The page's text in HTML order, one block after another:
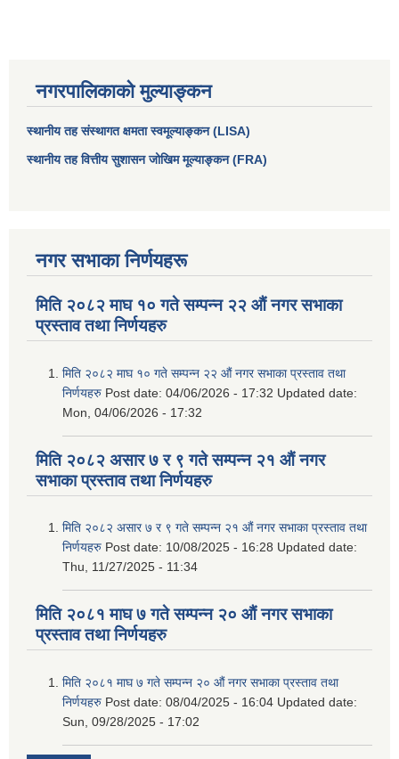
नगरपालिकाको मुल्याङ्कन
स्थानीय तह संस्थागत क्षमता स्वमूल्याङ्कन (LISA)
स्थानीय तह वित्तीय सुशासन जोखिम मूल्याङ्कन (FRA)
नगर सभाका निर्णयहरू
मिति २०८२ माघ १० गते सम्पन्न २२ औं नगर सभाका
प्रस्ताव तथा निर्णयहरु
मिति २०८२ माघ १० गते सम्पन्न २२ औं नगर सभाका प्रस्ताव तथा
निर्णयहरु Post date: 04/06/2026 - 17:32 Updated date:
Mon, 04/06/2026 - 17:32
मिति २०८२ असार ७ र ९ गते सम्पन्न २१ औं नगर
सभाका प्रस्ताव तथा निर्णयहरु
मिति २०८२ असार ७ र ९ गते सम्पन्न २१ औं नगर सभाका प्रस्ताव तथा
निर्णयहरु Post date: 10/08/2025 - 16:28 Updated date:
Thu, 11/27/2025 - 11:34
मिति २०८१ माघ ७ गते सम्पन्न २० औं नगर सभाका
प्रस्ताव तथा निर्णयहरु
मिति २०८१ माघ ७ गते सम्पन्न २० औं नगर सभाका प्रस्ताव तथा
निर्णयहरु Post date: 08/04/2025 - 16:04 Updated date:
Sun, 09/28/2025 - 17:02